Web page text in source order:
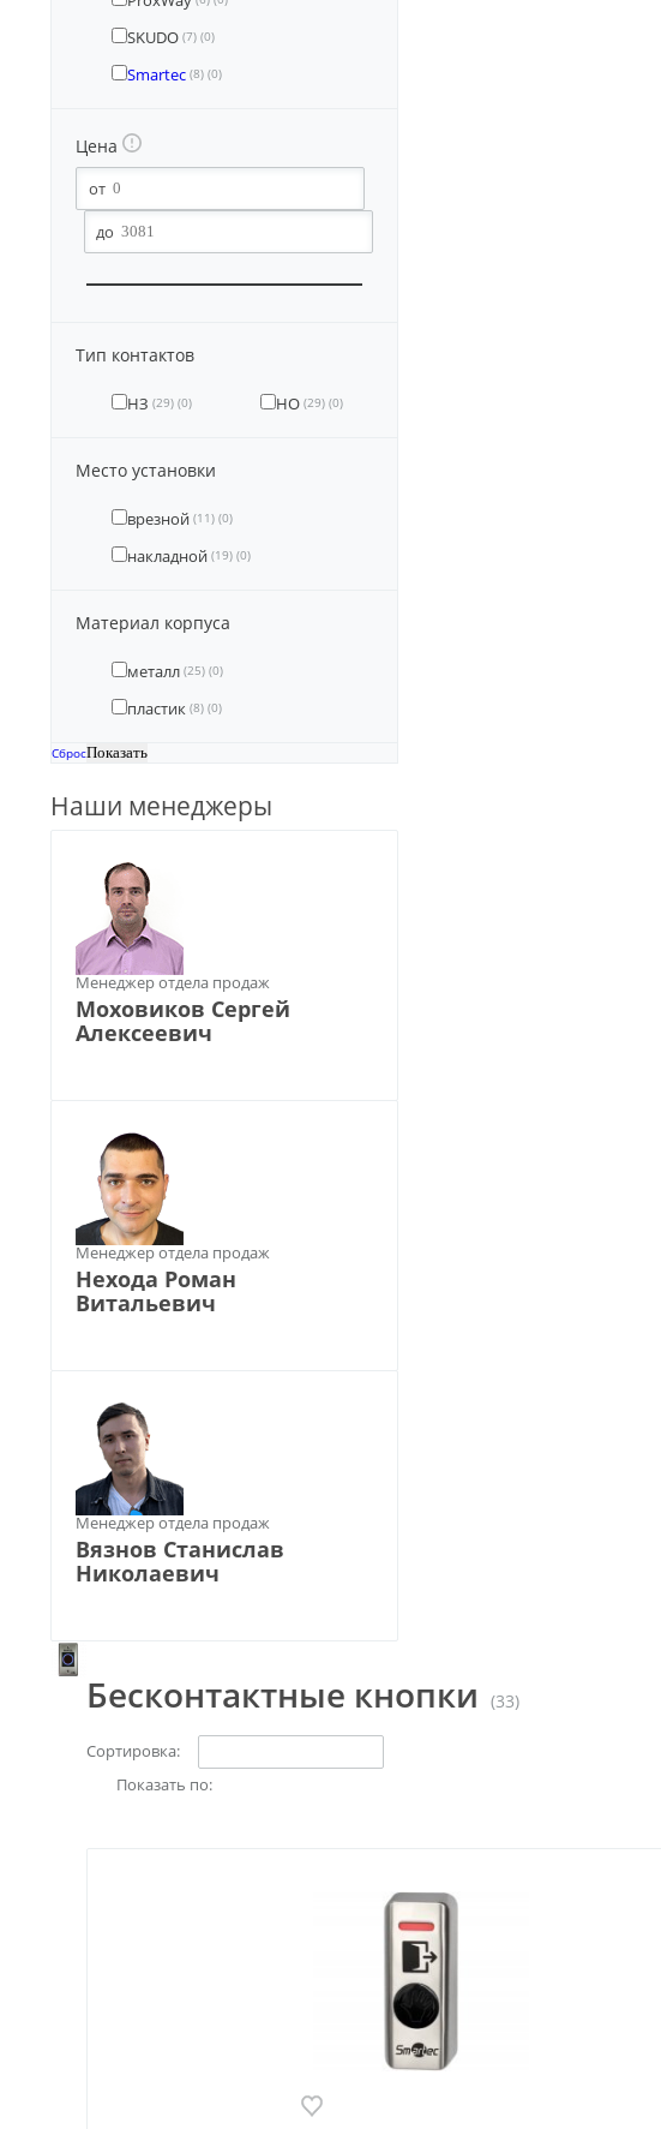
SKUDO (7) (0)
Smartec (8) (0)
Цена
Тип контактов
НЗ (29) (0) НО (29) (0)
Место установки
врезной (11) (0)
накладной (19) (0)
Материал корпуса
металл (25) (0)
пластик (8) (0)
Сброс
Наши менеджеры
Менеджер отдела продаж
Моховиков Сергей
Алексеевич
Менеджер отдела продаж
Нехода Роман
Витальевич
Менеджер отдела продаж
Вязнов Станислав
Николаевич
Бесконтактные кнопки (33)
Сортировка:
Показать по: